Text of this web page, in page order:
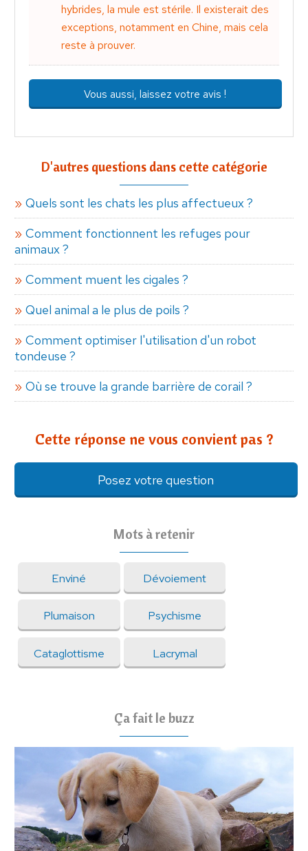
hybrides, la mule est stérile. Il existerait des
exceptions, notamment en Chine, mais cela
reste à prouver.
Vous aussi, laissez votre avis !
D'autres questions dans cette catégorie
Quels sont les chats les plus affectueux ?
Comment fonctionnent les refuges pour
animaux ?
Comment muent les cigales ?
Quel animal a le plus de poils ?
Comment optimiser l'utilisation d'un robot
tondeuse ?
Où se trouve la grande barrière de corail ?
Cette réponse ne vous convient pas ?
Posez votre question
Mots à retenir
Enviné Dévoiement
Plumaison Psychisme
Cataglottisme Lacrymal
Ça fait le buzz